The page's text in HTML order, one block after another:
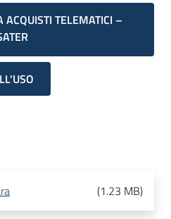
ACQUISTI TELEMATICI –
(1.23 MB)